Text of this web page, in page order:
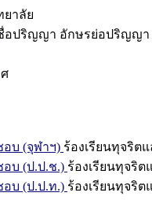
ยาลัย
อปริญญา อักษรย่อปริญญา
บ (จุฬาฯ) ร้องเรียนทุจริต
อบ (ป.ป.ช.) ร้องเรียนทุจริ
อบ (ป.ป.ท.) ร้องเรียนทุจริ